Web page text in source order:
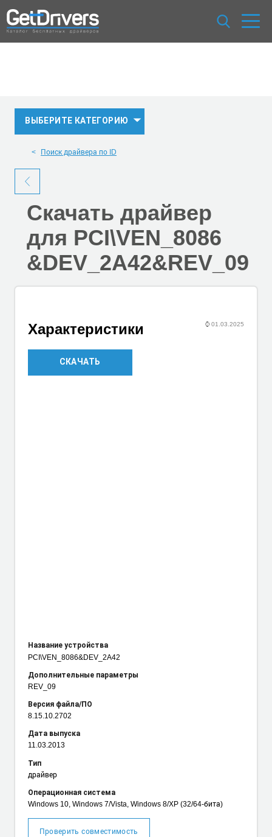
ВЫБЕРИТЕ КАТЕГОРИЮ
Поиск драйвера по ID
Скачать драйвер
для PCI\VEN_8086
&DEV_2A42&REV_09
⌚01.03.2025
Характеристики
Название устройства
PCI\VEN_8086&DEV_2A42
Дополнительные параметры
REV_09
Версия файла/ПО
8.15.10.2702
Дата выпуска
11.03.2013
Тип
драйвер
Операционная система
Windows 10, Windows 7/Vista, Windows 8/XP (32/64-бита)
Проверить совместимость
СКАЧАТЬ